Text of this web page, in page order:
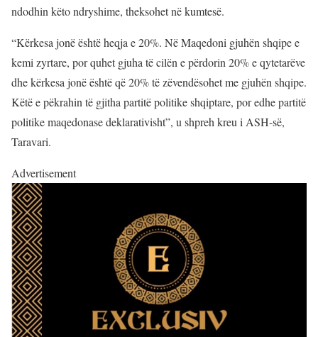
ndodhin këto ndryshime, theksohet në kumtesë.
“Kërkesa jonë është heqja e 20%. Në Maqedoni gjuhën shqipe e
kemi zyrtare, por quhet gjuha të cilën e përdorin 20% e qytetarëve
dhe kërkesa jonë është që 20% të zëvendësohet me gjuhën shqipe.
Këtë e pëkrahin të gjitha partitë politike shqiptare, por edhe partitë
politike maqedonase deklarativisht”, u shpreh kreu i ASH-së,
Taravari.
Advertisement